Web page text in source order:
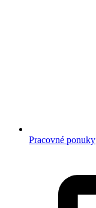
Pracovné ponuky